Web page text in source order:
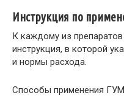
Инструкция по
К каждому из
инструкция, в которой
и нормы расхода.
Способы применения